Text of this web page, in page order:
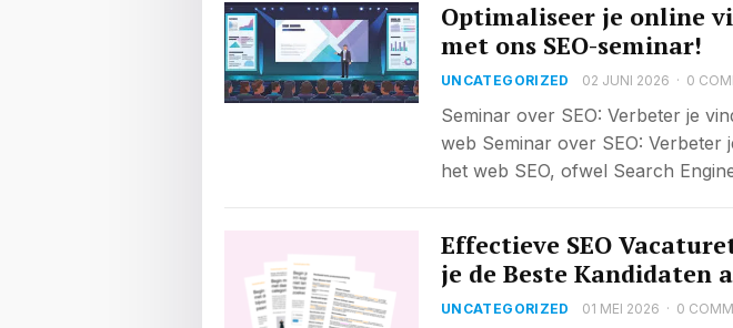
Optimaliseer je online
met ons SEO-seminar!
UNCATEGORIZED 02 JUNI 2026 · 0
Seminar over SEO: Verbeter je
web Seminar over SEO: Verbeter
het web SEO, ofwel Search
Effectieve SEO
je de Beste Kandidaten
UNCATEGORIZED 01 MEI 2026 · 0